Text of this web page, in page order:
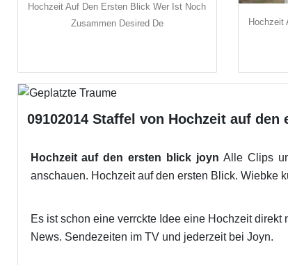
Hochzeit Auf Den Ersten Blick Wer Ist Noch
Zusammen Desired De
Hochzeit
09102014 Staffel von Hochzeit auf den
Hochzeit auf den ersten blick joyn Alle Clips
anschauen. Hochzeit auf den ersten Blick. Wiebke
Es ist schon eine verrckte Idee eine Hochzeit
News. Sendezeiten im TV und jederzeit bei Joyn.